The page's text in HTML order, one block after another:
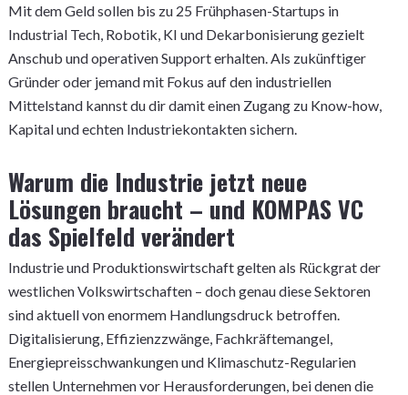
Mit dem Geld sollen bis zu 25 Frühphasen-Startups in
Industrial Tech, Robotik, KI und Dekarbonisierung gezielt
Anschub und operativen Support erhalten. Als zukünftiger
Gründer oder jemand mit Fokus auf den industriellen
Mittelstand kannst du dir damit einen Zugang zu Know-how,
Kapital und echten Industriekontakten sichern.
Warum die Industrie jetzt neue
Lösungen braucht – und KOMPAS VC
das Spielfeld verändert
Industrie und Produktionswirtschaft gelten als Rückgrat der
westlichen Volkswirtschaften – doch genau diese Sektoren
sind aktuell von enormem Handlungsdruck betroffen.
Digitalisierung, Effizienzzwänge, Fachkräftemangel,
Energiepreisschwankungen und Klimaschutz-Regularien
stellen Unternehmen vor Herausforderungen, bei denen die